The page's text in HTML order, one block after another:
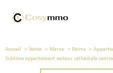
Accueil Vente Marne Reims
Sublime appartement secteur cathedrale